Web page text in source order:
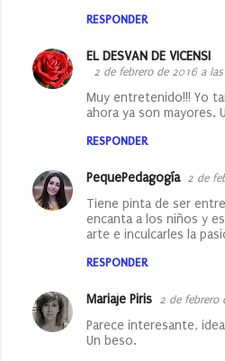
a
r
RESPONDER
EL DESVAN DE VICENSI
2 de febrero de 2016 a
Muy entretenido!!! Yo
ahora ya son mayores.
RESPONDER
PequePedagogía 2 de
Tiene pinta de ser
encanta a los niños y
arte e inculcarles la
RESPONDER
Mariaje Piris 2 de febrero
Parece interesante,
Un beso.